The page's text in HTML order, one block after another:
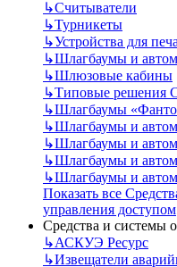
↳Считыватели
↳Турникеты
↳Устройства для
↳Шлагбаумы и
↳Шлюзовые кабины
↳Типовые решения
↳Шлагбаумы
↳Шлагбаумы и
↳Шлагбаумы и
↳Шлагбаумы и
↳Шлагбаумы и
Показать все
управления доступом
Средства и системы
↳АСКУЭ Ресурс
↳Извещатели